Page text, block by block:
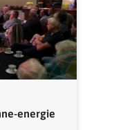
energie